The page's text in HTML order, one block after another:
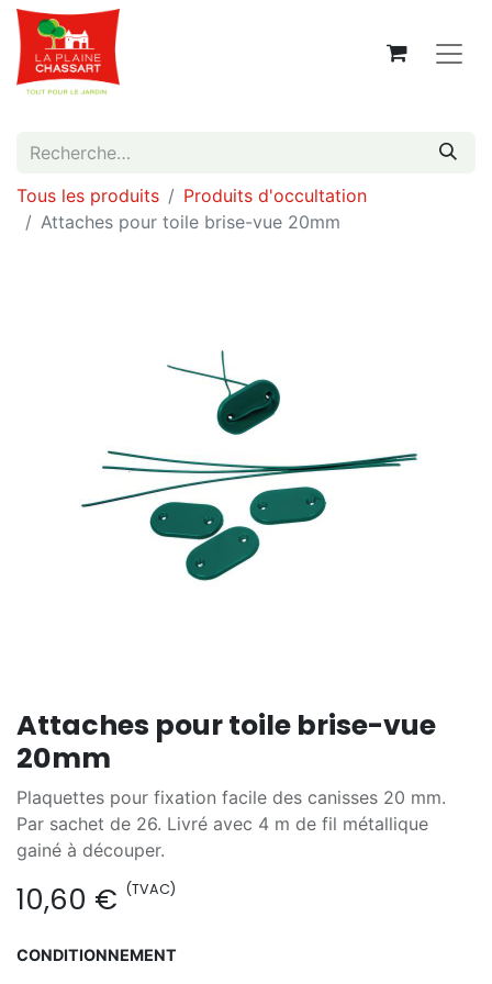
Tous les produits
Produits d'occultation
Attaches pour toile brise-vue 20mm
Attaches pour toile brise-vue
20mm
Plaquettes pour fixation facile des canisses 20 mm.
Par sachet de 26. Livré avec 4 m de fil métallique
gainé à découper.
10,60 € (TVAC)
CONDITIONNEMENT